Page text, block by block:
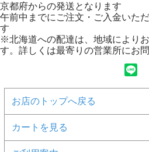
京都府からの発送となります
午前中までにご注文・ご入金いた
す
※北海道への配達は、地域により
す。詳しくは最寄りの営業所にお
お店のトップへ戻る
カートを見る